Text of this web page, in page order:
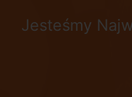
Jesteśmy